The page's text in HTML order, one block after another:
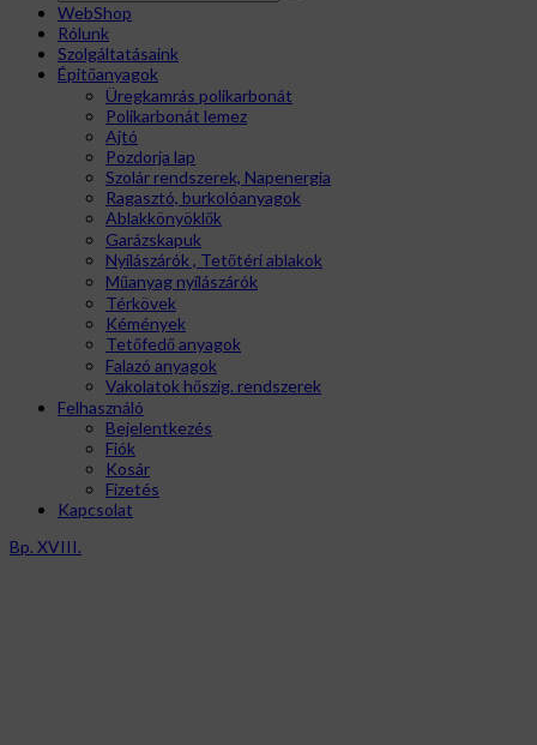
WebShop
Rólunk
Szolgáltatásaink
Épitőanyagok
Üregkamrás polikarbonát
Polikarbonát lemez
Ajtó
Pozdorja lap
Szolár rendszerek, Napenergia
Ragasztó, burkolóanyagok
Ablakkönyöklők
Garázskapuk
Nyílászárók , Tetőtéri ablakok
Műanyag nyílászárók
Térkövek
Kémények
Tetőfedő anyagok
Falazó anyagok
Vakolatok hőszig. rendszerek
Felhasználó
Bejelentkezés
Fiók
Kosár
Fizetés
Kapcsolat
Bp. XVIII.